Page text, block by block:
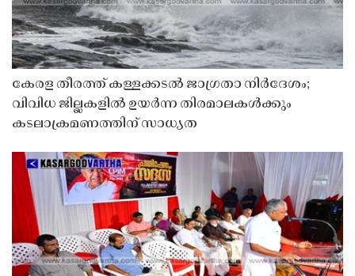
കേരള തീരത്ത് കള്ളക്കടൽ ജാഗ്രതാ നിർദേശം;
വിവിധ ജില്ലകളിൽ ഉയർന്ന തിരമാലകൾക്കും
കടലാക്രമണത്തിന് സാധ്യത